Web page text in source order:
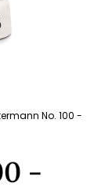
No. 100 -
-